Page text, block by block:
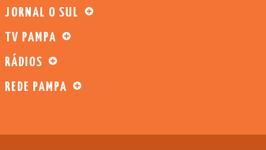
JORNAL O SUL
TV PAMPA
RÁDIOS
REDE PAMPA